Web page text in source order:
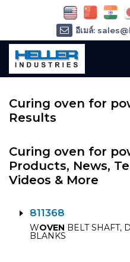
Curing oven for
Results
Curing oven for
Products, News,
Videos & More
811368
WOVEN BELT SHAFT,
BLANKS
อีเมล์:
อีเมล์:
โทรศัพท์ :